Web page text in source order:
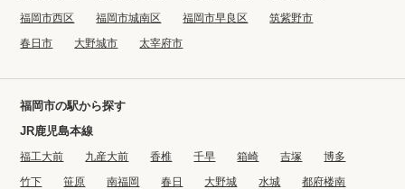
福岡市西区
福岡市城南区 福岡市早良区
筑紫野市
春日市
大野城市 太宰府市
福岡市の駅から探す
JR鹿児島本線
福工大前 九産大前 香椎 千早 箱崎 吉塚
博多
竹下
笹原 南福岡 春日 大野城 水城
都府楼南